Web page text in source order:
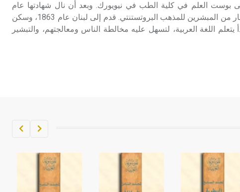
بوست العلم في كلية الطب في نيويورك. وبعد أن نال شهادتها عام
1860 تعلم اللاهوت، وصار من المبشرين للمذهب البروتستنتي. قدم إلى لبنان عام 1863، وسكن
اللغة العربية، لتسهل عليه مخالطة الناس ومعالجتهم، والتبشير